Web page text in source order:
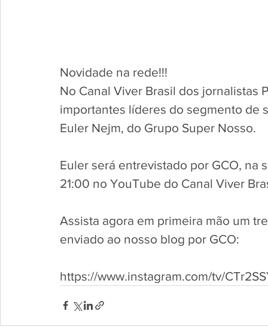
Novidade na rede!!!
No Canal Viver Brasil dos jornalistas
importantes líderes do segmento de
Euler Nejm, do Grupo Super Nosso.
Euler será entrevistado por GCO, na
21:00 no YouTube do Canal Viver
Assista agora em primeira mão um
enviado ao nosso blog por GCO:
https://www.instagram.com/tv/